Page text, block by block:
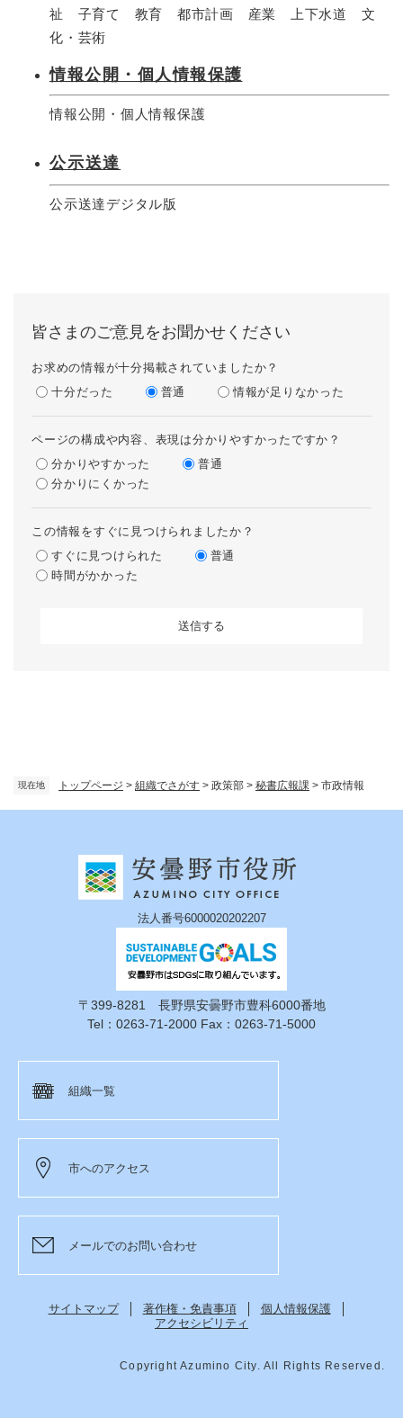
現在地 トップページ > 組織でさがす > 政策部 > 秘書広報課 > 市政情報
祉 子育て 教育 都市計画 産業 上下水道 文
化・芸術
情報公開・個人情報保護
情報公開・個人情報保護
公示送達
公示送達デジタル版
皆さまのご意見をお聞かせください
お求めの情報が十分掲載されていましたか？
十分だった
普通 情報が足りなかった
ページの構成や内容、表現は分かりやすかったですか？
分かりやすかった
普通
分かりにくかった
この情報をすぐに見つけられましたか？
すぐに見つけられた
普通
時間がかかった
法人番号6000020202207
〒399-8281 長野県安曇野市豊科6000番地
Tel：0263-71-2000 Fax：0263-71-5000
組織一覧
市へのアクセス
メールでのお問い合わせ
サイトマップ 著作権・免責事項
個人情報保護
アクセシビリティ
Copyright Azumino City. All Rights Reserved.